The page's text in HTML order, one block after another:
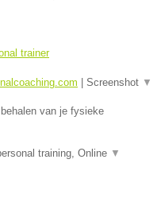
trainer
| Screenshot ▼
van je fysieke
training, Online ▼